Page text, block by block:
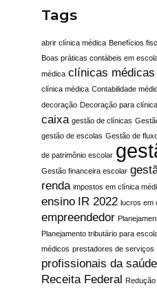
Tags
abrir clínica médica Benefícios
Boas práticas contábeis em
médica clínicas médicas
clínica médica Contabilidade
decoração Decoração para
caixa gestão de clínicas
gestão de escolas Gestão de
de patrimônio escolar
Gestão financeira escolar
renda impostos em clínica
ensino
IR 2022 lucros em
empreendedor
Planejamento tributário para
médicos prestadores de serviços
profissionais da saúde
Receita Federal